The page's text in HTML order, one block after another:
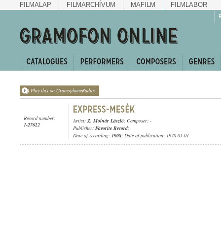
FILMALAP FILMARCHÍVUM MAFILM FILMLABOR
Play this on GramophoneRadio!
Record number:
1-27622
Artist: Z. Molnár László; Composer: -
Publisher: Favorite Record;
Date of recording: 1908; Date of publication: 1970-01-01